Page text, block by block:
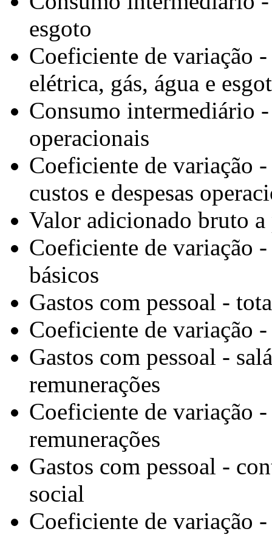
esgoto
Coeficiente de variação
elétrica, gás, água e
Consumo intermediário -
operacionais
Coeficiente de variação
custos e despesas
Valor adicionado bruto a
Coeficiente de variação
básicos
Gastos com pessoal -
Coeficiente de variação
Gastos com pessoal -
remunerações
Coeficiente de variação
remunerações
Gastos com pessoal -
social
Coeficiente de variação